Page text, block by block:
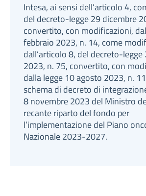
Intesa, ai sensi dell’articolo 4,
del decreto-legge 29 dicembre
convertito, con modificazioni,
febbraio 2023, n. 14, come
dall’articolo 8, del decreto-legge
2023, n. 75, convertito, con
dalla legge 10 agosto 2023, n.
schema di decreto di
8 novembre 2023 del Ministro
recante riparto del fondo per
l’implementazione del Piano
Nazionale 2023-2027.